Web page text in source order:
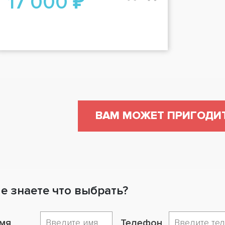
ВАМ МОЖЕТ
знаете что выбрать?